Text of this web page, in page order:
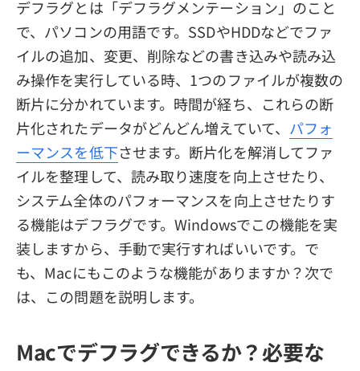
デフラグとは「デフラグメンテーション」のこと
で、パソコンの用語です。SSDやHDDなどでファ
イルの追加、変更、削除などの書き込みや読み込
み操作を実行している時、1つのファイルが複数の
断片に分かれています。時間が経ち、これらの断
片化されたデータがどんどん増えていて、 パフォ
ーマンスを低下させます。断片化を解消してファ
イルを整理して、読み取り速度を向上させたり、
システム全体のパフォーマンスを向上させたりす
る機能はデフラグです。Windowsでこの機能を実
装しますから、手動で実行すればいいです。で
も、Macにもこのような機能がありますか？次で
は、この問題を説明します。
Macでデフラグできるか？必要な